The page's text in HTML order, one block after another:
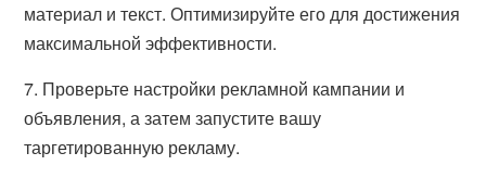
материал и текст. Оптимизируйте его для достижения
максимальной эффективности.
7. Проверьте настройки рекламной кампании и
объявления, а затем запустите вашу
таргетированную рекламу.